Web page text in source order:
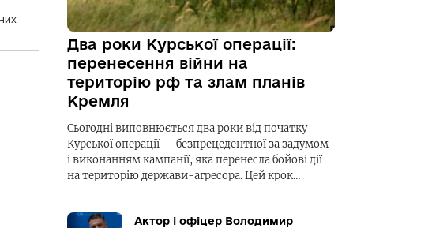
Два роки Курської операції:
перенесення війни на
територію рф та злам планів
Кремля
Сьогодні виповнюється два роки від початку
Курської операції — безпрецедентної за задумом
і виконанням кампанії, яка перенесла бойові дії
на територію держави-агресора. Цей крок…
Актор і офіцер Володимир